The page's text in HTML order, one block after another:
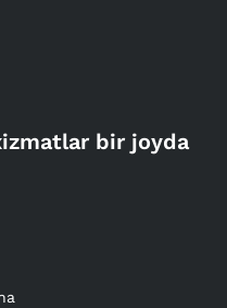
bir joyda